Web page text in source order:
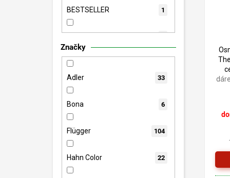
BESTSELLER 1
Značky
Adler 33
Bona 6
Flügger 104
Hahn Color 22